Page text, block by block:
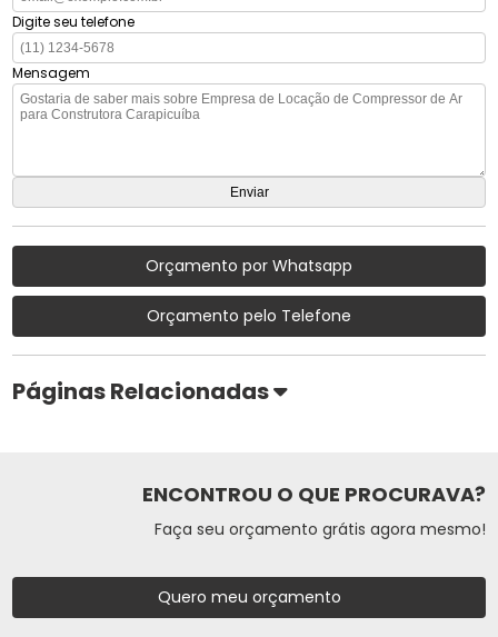
Digite seu telefone
Mensagem
Orçamento por Whatsapp
Orçamento pelo Telefone
Páginas Relacionadas
ENCONTROU O QUE PROCURAVA?
Faça seu orçamento grátis agora mesmo!
Quero meu orçamento